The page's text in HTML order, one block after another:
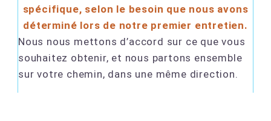
spécifique, selon le besoin que nous avons
déterminé lors de notre premier entretien.
Nous nous mettons d’accord sur ce que vous
souhaitez obtenir, et nous partons ensemble
sur votre chemin, dans une même direction.